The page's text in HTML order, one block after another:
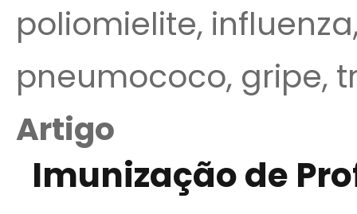
poliomielite,
pneumococo, gripe,
Artigo
Imunização de